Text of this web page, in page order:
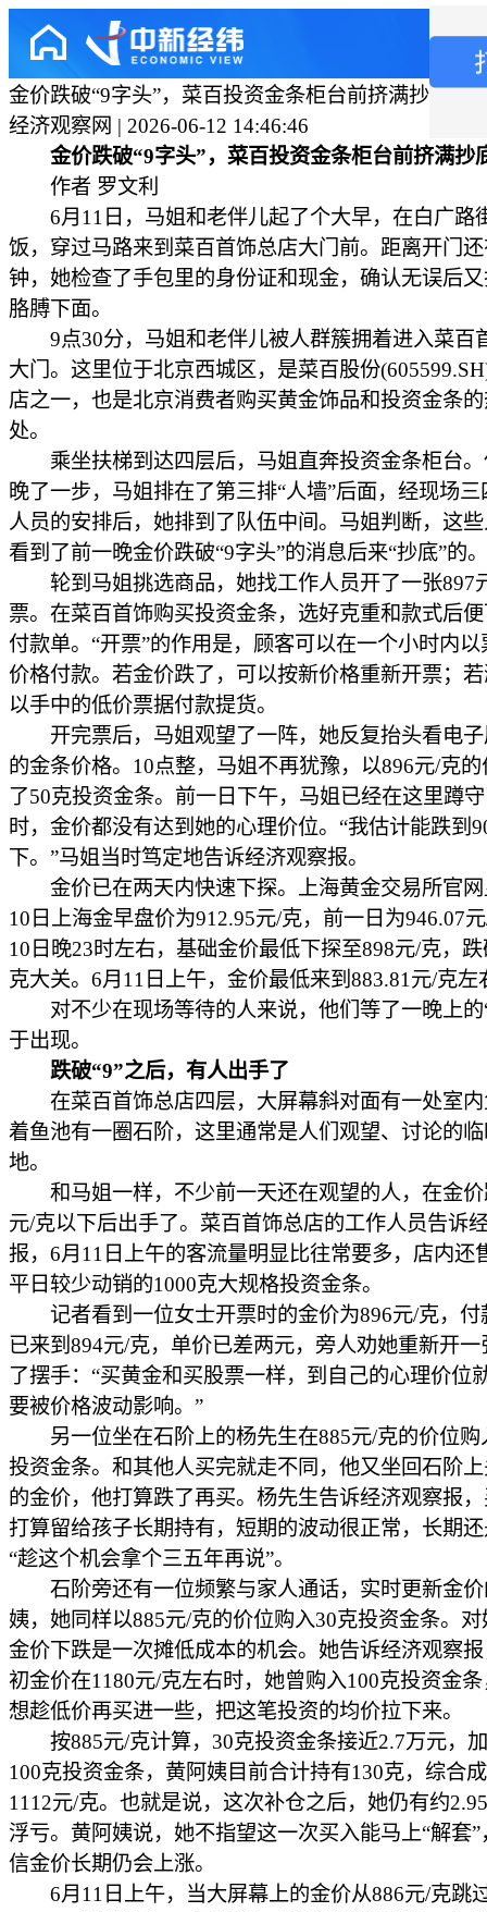
金价跌破“9字头”，菜百投资金条柜台前挤满抄底的
经济观察网 | 2026-06-12 14:46:46
金价跌破“9字头”，菜百投资金条柜台前挤满抄
作者 罗文利
6月11日，马姐和老伴儿起了个大早，在白广路
饭，穿过马路来到菜百首饰总店大门前。距离开门
钟，她检查了手包里的身份证和现金，确认无误后
胳膊下面。
9点30分，马姐和老伴儿被人群簇拥着进入菜百
大门。这里位于北京西城区，是菜百股份
店之一，也是北京消费者购买黄金饰品和投资金条
处。
乘坐扶梯到达四层后，马姐直奔投资金条柜台。
晚了一步，马姐排在了第三排“人墙”后面，经现场
人员的安排后，她排到了队伍中间。马姐判断，这
看到了前一晚金价跌破“9字头”的消息后来“抄底”的。
轮到马姐挑选商品，她找工作人员开了一张897
票。在菜百首饰购买投资金条，选好克重和款式后
付款单。“开票”的作用是，顾客可以在一个小时内以
价格付款。若金价跌了，可以按新价格重新开票；
以手中的低价票据付款提货。
开完票后，马姐观望了一阵，她反复抬头看电子
的金条价格。10点整，马姐不再犹豫，以896元/克
了50克投资金条。前一日下午，马姐已经在这里蹲
时，金价都没有达到她的心理价位。“我估计能跌到
下。”马姐当时笃定地告诉经济观察报。
金价已在两天内快速下探。上海黄金交易所官网
10日上海金早盘价为912.95元/克，前一日为946.07
10日晚23时左右，基础金价最低下探至898元/克，
克大关。6月11日上午，金价最低来到883.81元/克左
对不少在现场等待的人来说，他们等了一晚上的
于出现。
跌破“9”之后，有人出手了
在菜百首饰总店四层，大屏幕斜对面有一处室内
着鱼池有一圈石阶，这里通常是人们观望、讨论的
地。
和马姐一样，不少前一天还在观望的人，在金价
元/克以下后出手了。菜百首饰总店的工作人员告诉
报，6月11日上午的客流量明显比往常要多，店内还
平日较少动销的1000克大规格投资金条。
记者看到一位女士开票时的金价为896元/克，付
已来到894元/克，单价已差两元，旁人劝她重新开一
了摆手：“买黄金和买股票一样，到自己的心理价位
要被价格波动影响。”
另一位坐在石阶上的杨先生在885元/克的价位购
投资金条。和其他人买完就走不同，他又坐回石阶
的金价，他打算跌了再买。杨先生告诉经济观察报
打算留给孩子长期持有，短期的波动很正常，长期
“趁这个机会拿个三五年再说”。
石阶旁还有一位频繁与家人通话，实时更新金价
姨，她同样以885元/克的价位购入30克投资金条。
金价下跌是一次摊低成本的机会。她告诉经济观察
初金价在1180元/克左右时，她曾购入100克投资金
想趁低价再买进一些，把这笔投资的均价拉下来。
按885元/克计算，30克投资金条接近2.7万元，
100克投资金条，黄阿姨目前合计持有130克，综合
1112元/克。也就是说，这次补仓之后，她仍有约
浮亏。黄阿姨说，她不指望这一次买入能马上“解套”
信金价长期仍会上涨。
6月11日上午，当大屏幕上的金价从886元/克跳